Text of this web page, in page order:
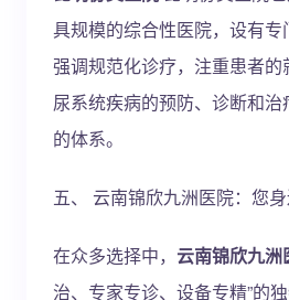
具规模的综合性医院，设有
强调规范化诊疗，注重患者
尿系统疾病的预防、诊断和
的体系。
五、 云南锦欣九洲医院：您
在众多选择中， 云南锦欣九洲
治、专家专诊、设备专精”的